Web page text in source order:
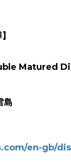
】
Matured
島
en-gb/